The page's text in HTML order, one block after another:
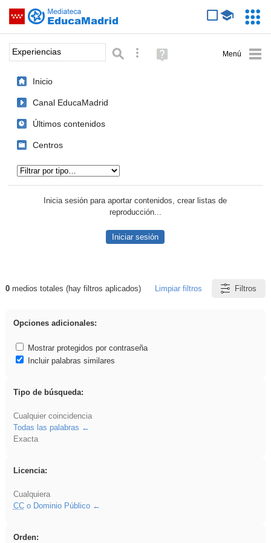
Saltar navegación
Palabra o frase: Búsqueda avanzada
Ayuda
(en
Inicio
Canal EducaMadrid
Últimos contenidos
Centros
Inicia sesión para aportar contenidos, crear listas de
reproducción...
Iniciar sesión
Resultados de: Experiencias
0medios totales (hay filtros aplicados) Limpiar filtros Filtros
Opciones adicionales:
Mostrar protegidos por contraseña
Incluir palabras similares
Tipo de búsqueda:
Cualquier coincidencia
Todas las palabras
Exacta
Licencia:
Cualquiera
CCo Dominio Público
Orden: